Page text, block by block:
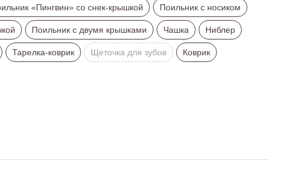
«Пингвин» со снек-крышкой Поильник с носиком
Поильник с двумя крышками Чашка Ниблер
Тарелка-коврик Щеточка для зубов Коврик